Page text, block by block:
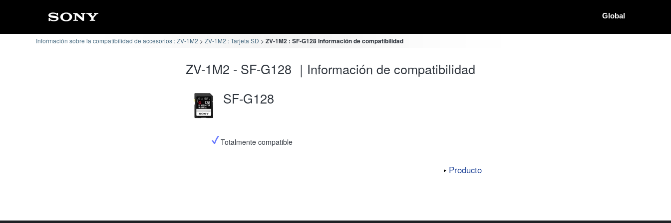
Global
Información sobre la compatibilidad de accesorios : ZV-1M2 ZV-1M2 : Tarjeta SD ZV-1M2 : SF-G128 Información de compatibilidad
ZV-1M2 - SF-G128 ｜Información de compatibilidad
SF-G128
Totalmente compatible
Producto